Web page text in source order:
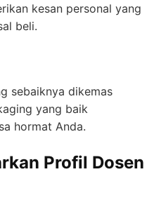
kesan personal yang
beli.
sebaiknya dikemas
yang baik
hormat Anda.
Profil Dosen